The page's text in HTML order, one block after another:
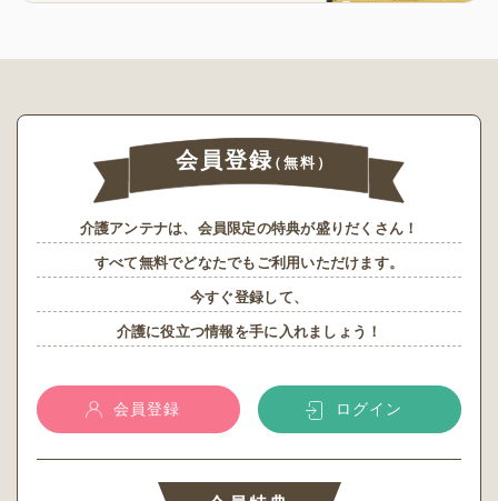
会員登録（無料）
介護アンテナは、会員限定の特典が盛りだくさん！
すべて無料でどなたでもご利用いただけます。
今すぐ登録して、
介護に役立つ情報を手に入れましょう！
会員登録 ログイン